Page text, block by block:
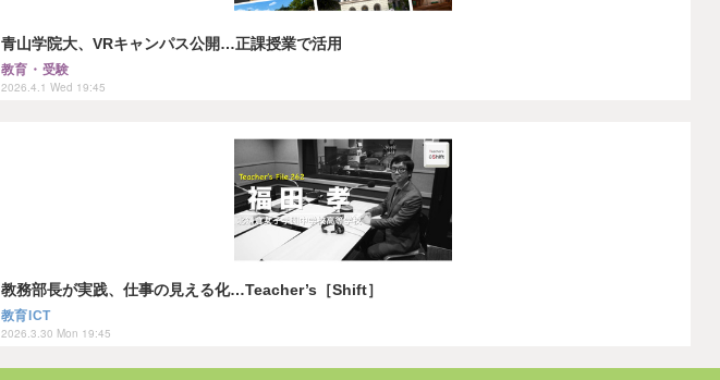
青山学院大、VRキャンパス公開…正課授業で活用
教育・受験
2026.4.1 Wed 19:45
教務部長が実践、仕事の見える化…Teacher’s［Shift］
教育ICT
2026.3.30 Mon 19:45